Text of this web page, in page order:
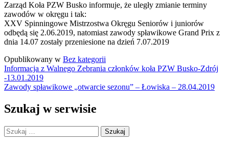
Zarząd Koła PZW Busko informuje, że uległy zmianie terminy
zawodów w okręgu i tak:
XXV Spinningowe Mistrzostwa Okręgu Seniorów i juniorów
odbędą się 2.06.2019, natomiast zawody spławikowe Grand Prix z
dnia 14.07 zostały przeniesione na dzień 7.07.2019
Opublikowany w Bez kategorii
Nawigacja
wpisu
Informacja z Walnego Zebrania członków koła PZW Busko-Zdrój
-13.01.2019
Zawody spławikowe „otwarcie sezonu” – Łowiska – 28.04.2019
Szukaj w serwisie
Szukaj: